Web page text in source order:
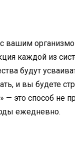
с вашим
каждой из
будут
и вы будете
— это способ не
ежедневно.